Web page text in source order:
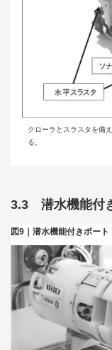
クローラとスラスタを備
る。
3.3 潜水機能付
図9｜潜水機能付きボート